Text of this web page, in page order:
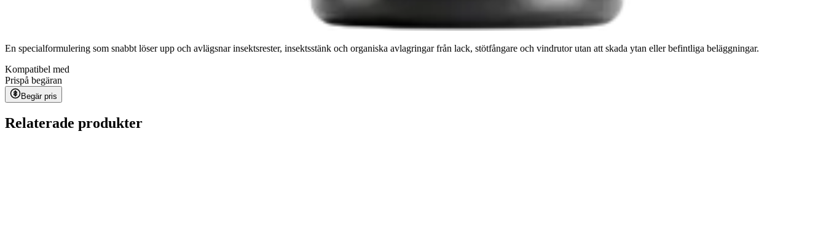
En specialformulering som snabbt löser upp och avlägsnar insektsrester, insektsstänk och organiska avlagringar från lack, stötfångare och vindrutor utan att skada ytan eller befintliga beläggningar.
Kompatibel med
Prispå begäran
Begär pris
Relaterade produkter